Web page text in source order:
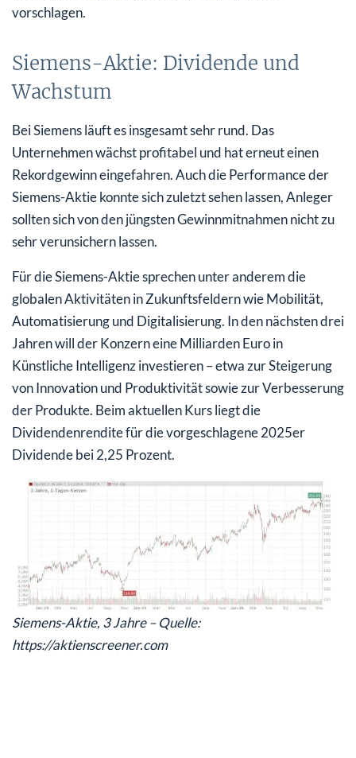
vorschlagen.
Siemens-Aktie: Dividende und
Wachstum
Bei Siemens läuft es insgesamt sehr rund. Das
Unternehmen wächst profitabel und hat erneut einen
Rekordgewinn eingefahren. Auch die Performance der
Siemens-Aktie konnte sich zuletzt sehen lassen, Anleger
sollten sich von den jüngsten Gewinnmitnahmen nicht zu
sehr verunsichern lassen.
Für die Siemens-Aktie sprechen unter anderem die
globalen Aktivitäten in Zukunftsfeldern wie Mobilität,
Automatisierung und Digitalisierung. In den nächsten drei
Jahren will der Konzern eine Milliarden Euro in
Künstliche Intelligenz investieren – etwa zur Steigerung
von Innovation und Produktivität sowie zur Verbesserung
der Produkte. Beim aktuellen Kurs liegt die
Dividendenrendite für die vorgeschlagene 2025er
Dividende bei 2,25 Prozent.
Siemens-Aktie, 3 Jahre – Quelle:
https://aktienscreener.com